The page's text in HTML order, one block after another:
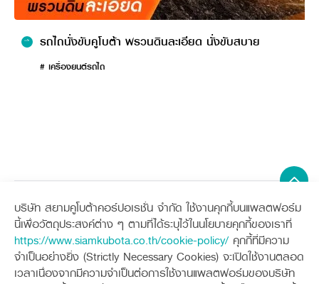
บริษัท สยามคูโบต้าคอร์ปอเรชั่น จำกัด ใช้งานคุกกี้บนแพลตฟอร์ม
นี้เพื่อวัตถุประสงค์ต่าง ๆ ตามที่ได้ระบุไว้ในนโยบายคุกกี้ของเราที่
https://www.siamkubota.co.th/cookie-policy/คุกกี้ที่มีความ
จำเป็นอย่างยิ่ง (Strictly Necessary Cookies) จะเปิดใช้งานตลอด
เวลาเนื่องจากมีความจำเป็นต่อการใช้งานแพลตฟอร์มของบริษัท
สินค้าที่เหมาะกับการใช้งาน
รถไถนั่งขับคูโบต้า พรวนดินละเอียด นั่งขับสบาย
# เครื่องยนต์รถไถ
Sitemap
เครื่องจักรกลการเกษตร
แทรกเตอร์
อุปกรณ์ต่อพ่วงแทรกเตอร์
เครื่องจักรกลก่อสร้าง
รถขุดขนาดเล็ก
อุปกรณ์ต่อพ่วงรถขุด
ช่องทางการติดตาม ศูนย์ลูกค้าสัมพันธ์คูโบต้า คอนเนค